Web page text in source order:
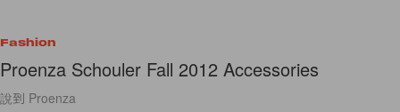
Fashion
Proenza Schouler Fall 2012 Accessories
說到 Proenza